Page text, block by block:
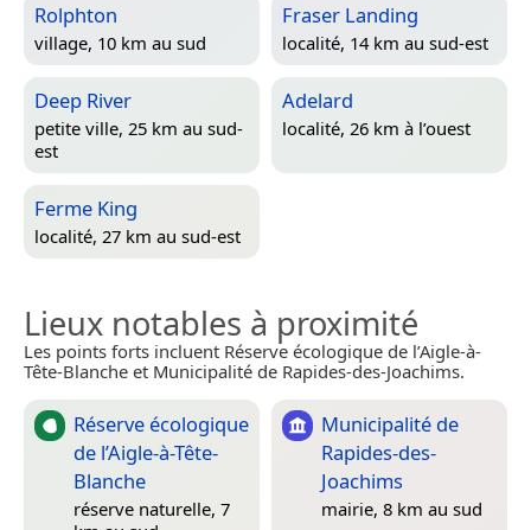
Rolphton
village, 10 km au sud
Fraser Landing
localité, 14 km au sud-est
Deep River
petite ville, 25 km au sud-
est
Adelard
localité, 26 km à l’ouest
Ferme King
localité, 27 km au sud-est
Lieux notables à proximité
Les points forts incluent Réserve écologique de l’Aigle-à-
Tête-Blanche et Municipalité de Rapides-des-Joachims.
Réserve écologique
de l’Aigle-à-Tête-
Blanche
réserve naturelle, 7
Municipalité de
Rapides-des-
Joachims
mairie, 8 km au sud